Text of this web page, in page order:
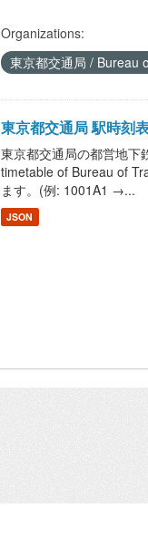
Organizations:
東京都交通局 / Bureau
東京都交通局 駅時
東京都交通局の都営地下
timetable of Bureau of
ます。(例: 1001A1 →...
JSON